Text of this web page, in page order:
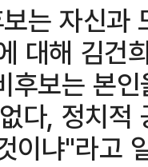
는 자신과
대해 김건
후보는 본
다, 정치적
이냐"라고